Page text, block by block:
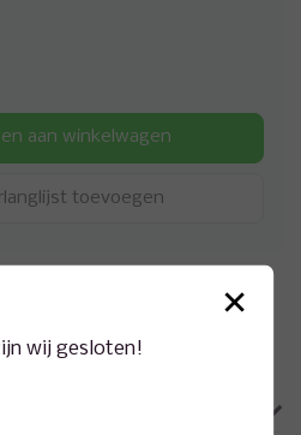
aan winkelwagen
toevoegen
Neem contact op over dit×
wij gesloten!